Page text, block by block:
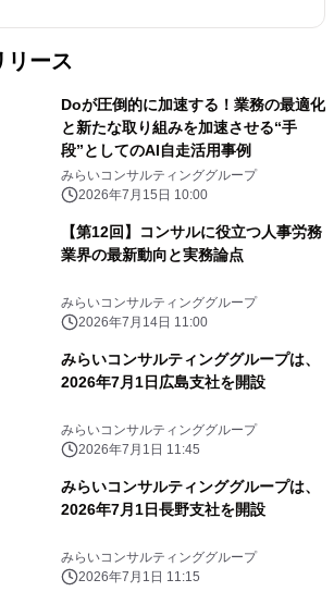
リース
Doが圧倒的に加速する！業務の最適化
と新たな取り組みを加速させる“手
段”としてのAI自走活用事例
みらいコンサルティンググループ
2026年7月15日 10:00
【第12回】コンサルに役立つ人事労務
業界の最新動向と実務論点
みらいコンサルティンググループ
2026年7月14日 11:00
みらいコンサルティンググループは、
2026年7月1日広島支社を開設
みらいコンサルティンググループ
2026年7月1日 11:45
みらいコンサルティンググループは、
2026年7月1日長野支社を開設
みらいコンサルティンググループ
2026年7月1日 11:15